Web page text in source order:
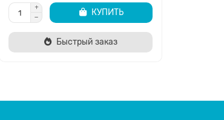
КУПИТЬ
Быстрый заказ